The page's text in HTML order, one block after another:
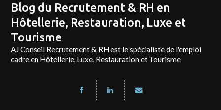
Blog du Recrutement & RH en
Hôtellerie, Restauration, Luxe et
Tourisme
AJ Conseil Recrutement & RH est le spécialiste de l'emploi
cadre en Hôtellerie, Luxe, Restauration et Tourisme